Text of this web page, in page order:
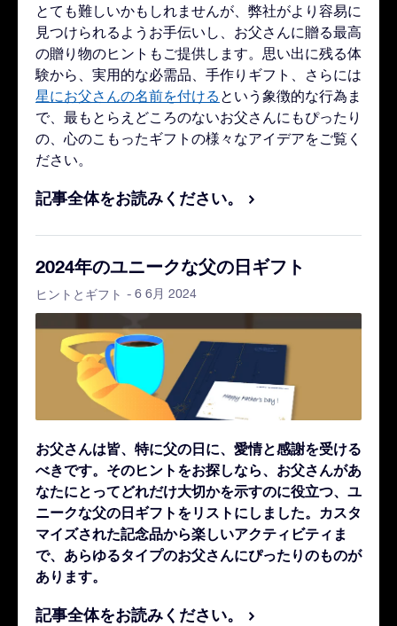
とても難しいかもしれませんが、弊社がより容易に
見つけられるようお手伝いし、お父さんに贈る最高
の贈り物のヒントもご提供します。思い出に残る体
験から、実用的な必需品、手作りギフト、さらには
星にお父さんの名前を付ける という象徴的な行為ま
で、最もとらえどころのないお父さんにもぴったり
の、心のこもったギフトの様々なアイデアをご覧く
ださい。
記事全体をお読みください。
2024年のユニークな父の日ギフト
ヒントとギフト - 6 6月 2024
お父さんは皆、特に父の日に、愛情と感謝を受ける
べきです。そのヒントをお探しなら、お父さんがあ
なたにとってどれだけ大切かを示すのに役立つ、ユ
ニークな父の日ギフトをリストにしました。カスタ
マイズされた記念品から楽しいアクティビティま
で、あらゆるタイプのお父さんにぴったりのものが
あります。
記事全体をお読みください。